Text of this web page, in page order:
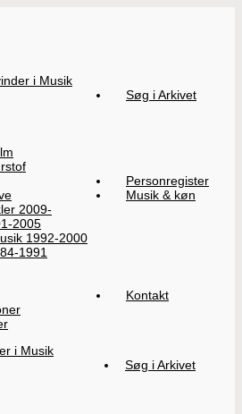
i Musik
Søg i Arkivet
2009-
2005
1992-2000
1991
Personregister
Musik & køn
Kontakt
i Musik
Søg i Arkivet